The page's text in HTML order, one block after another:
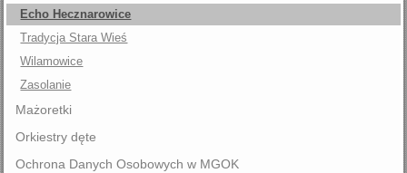
Echo Hecznarowice
Tradycja Stara Wieś
Wilamowice
Zasolanie
Mażoretki
Orkiestry dęte
Ochrona Danych Osobowych w MGOK